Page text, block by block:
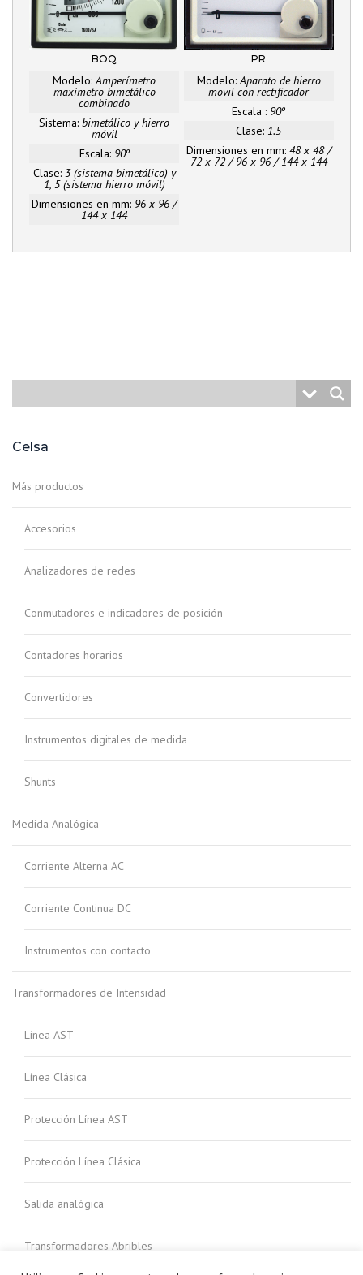
BOQ
Modelo: Amperímetro
maxímetro bimetálico
combinado
Sistema: bimetálico y hierro
móvil
Escala: 90º
Clase: 3 (sistema bimetálico) y
1, 5 (sistema hierro móvil)
Dimensiones en mm: 96 x 96 /
144 x 144
PR
Modelo: Aparato de hierro
movil con rectificador
Escala : 90º
Clase: 1.5
Dimensiones en mm: 48 x 48 /
72 x 72 / 96 x 96 / 144 x 144
Celsa
Más productos
Accesorios
Analizadores de redes
Conmutadores e indicadores de posición
Contadores horarios
Convertidores
Instrumentos digitales de medida
Shunts
Medida Analógica
Corriente Alterna AC
Corriente Continua DC
Instrumentos con contacto
Transformadores de Intensidad
Línea AST
Línea Clásica
Protección Línea AST
Protección Línea Clásica
Salida analógica
Transformadores Abribles